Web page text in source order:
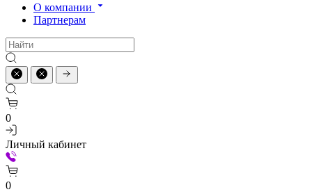
О компании
Партнерам
0
Личный кабинет
0